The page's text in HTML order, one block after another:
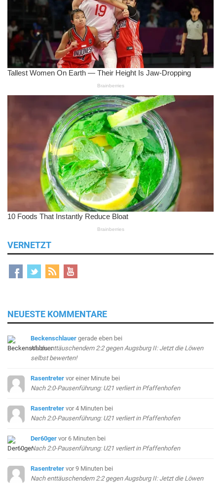
VERNETZT
NEUESTE KOMMENTARE
Beckenschlauer gerade eben bei
Nach enttäuschendem 2:2 gegen Augsburg II: Jetzt die Löwen
selbst bewerten!
Rasentreter vor einer Minute bei
Nach 2:0-Pausenführung: U21 verliert in Pfaffenhofen
Rasentreter vor 4 Minuten bei
Nach 2:0-Pausenführung: U21 verliert in Pfaffenhofen
Der60ger vor 6 Minuten bei
Nach 2:0-Pausenführung: U21 verliert in Pfaffenhofen
Rasentreter vor 9 Minuten bei
Nach enttäuschendem 2:2 gegen Augsburg II: Jetzt die Löwen